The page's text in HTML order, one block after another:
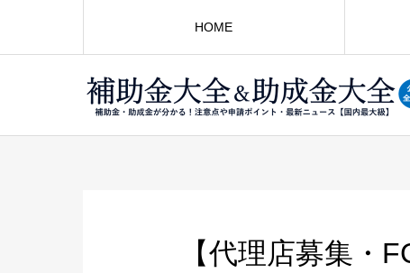
HOME
【代理店募集・